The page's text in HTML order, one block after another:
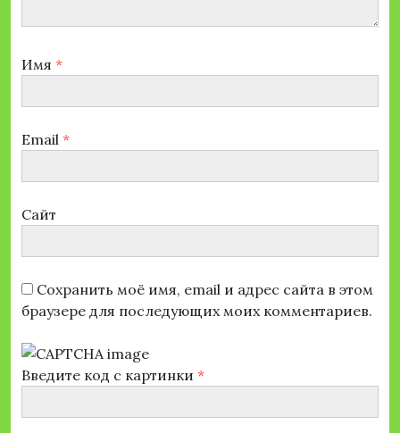
Имя *
Email *
Сайт
Сохранить моё имя, email и адрес сайта в этом
браузере для последующих моих комментариев.
Введите код с картинки *